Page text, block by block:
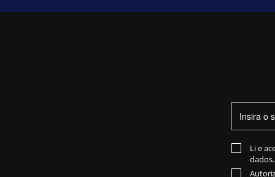
Li e
dados.